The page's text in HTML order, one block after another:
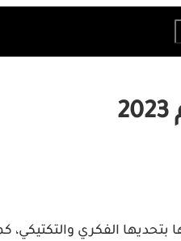
الفكري والتكتيكي،